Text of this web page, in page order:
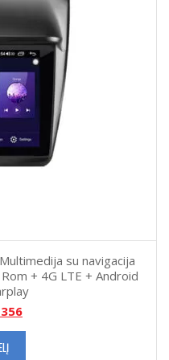
su navigacija
+ 4G LTE + Android
356